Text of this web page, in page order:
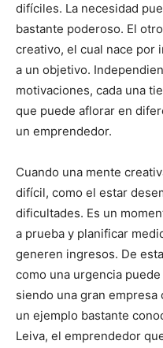
difíciles. La necesidad
bastante poderoso. El
creativo, el cual nace por
a un objetivo.
motivaciones, cada una
que puede aflorar en
un emprendedor.
Cuando una mente
difícil, como el estar
dificultades. Es un
a prueba y planificar
generen ingresos. De
como una urgencia
siendo una gran
un ejemplo bastante
Leiva, el emprendedor